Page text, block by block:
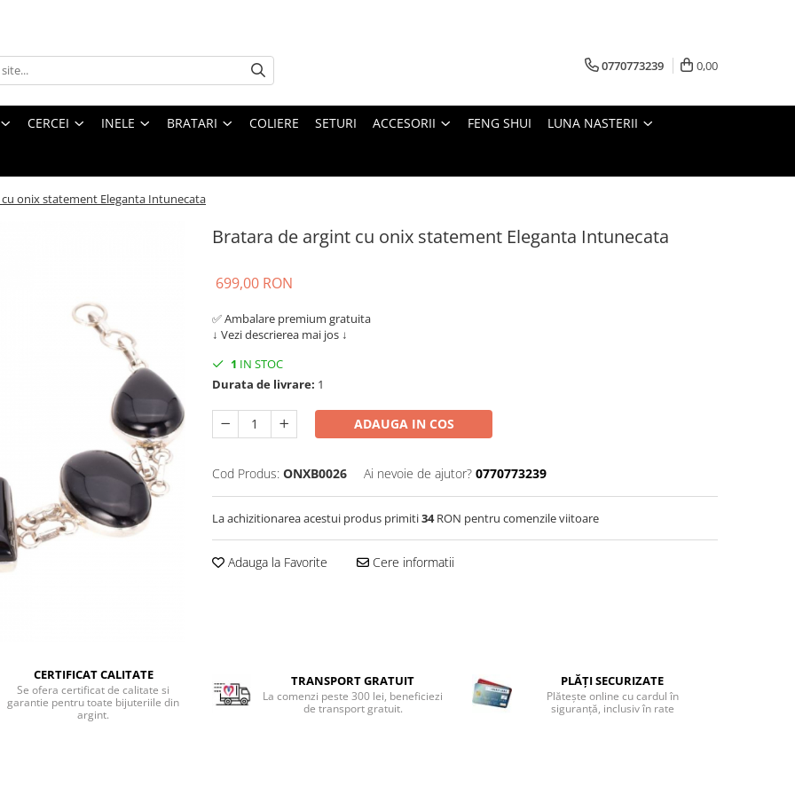
0770773239 0,00
CERCEI INELE BRATARI COLIERE SETURI ACCESORII FENG SHUI LUNA NASTERII
onix statement Eleganta Intunecata
Bratara de argint cu onix statement Eleganta Intunecata
699,00 RON
✅ Ambalare premium gratuita
↓ Vezi descrierea mai jos ↓
1 IN STOC
Durata de livrare: 1
ADAUGA IN COS
Cod Produs: ONXB0026 Ai nevoie de ajutor? 0770773239
La achizitionarea acestui produs primiti34RON pentru comenzile viitoare
Adauga la Favorite Cere informatii
CERTIFICAT CALITATE
Se ofera certificat de calitate si
garantie pentru toate bijuteriile din
argint.
TRANSPORT GRATUIT
La comenzi peste 300 lei, beneficiezi
de transport gratuit.
PLĂȚI SECURIZATE
Plătește online cu cardul în
siguranță, inclusiv în rate